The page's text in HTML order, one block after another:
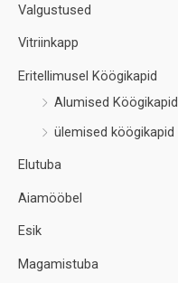
Valgustused
Vitriinkapp
Eritellimusel Köögikapid
Alumised Köögikapid
ülemised köögikapid
Elutuba
Aiamööbel
Esik
Magamistuba